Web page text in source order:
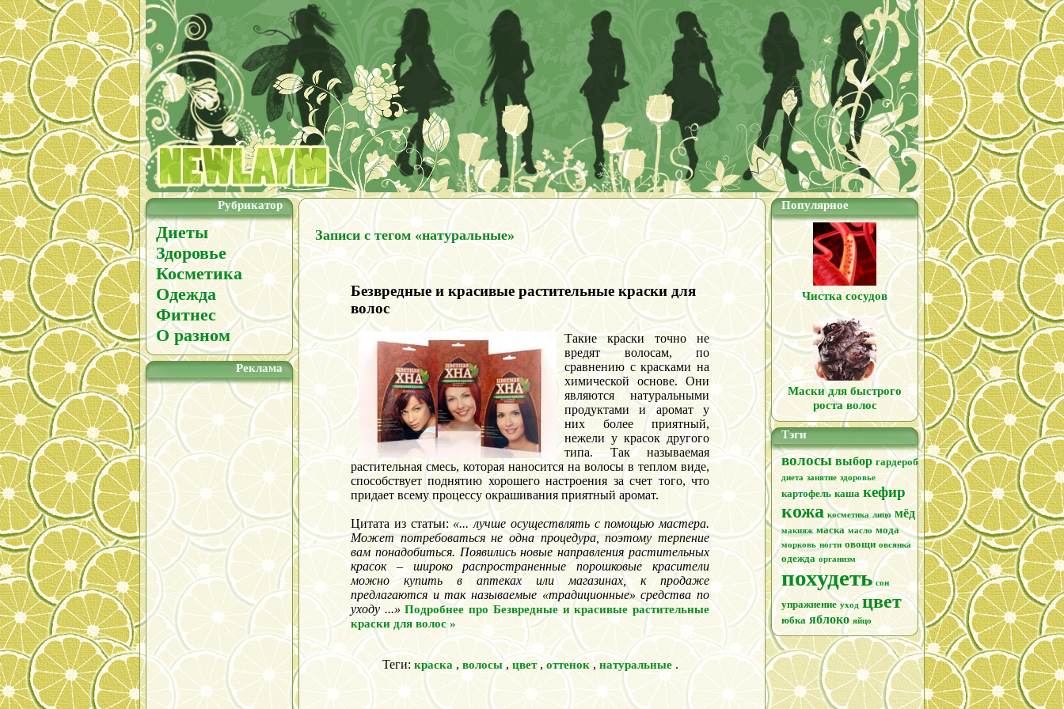
Рубрикатор
Диеты
Здоровье
Косметика
Одежда
Фитнес
О разном
Реклама
Записи с тегом «натуральные»
Безвредные и красивые растительные краски для
волос
Такие краски точно не
вредят волосам, по
сравнению с красками на
химической основе. Они
являются натуральными
продуктами и аромат у
них более приятный,
нежели у красок другого
типа. Так называемая
растительная смесь, которая наносится на волосы в теплом виде,
способствует поднятию хорошего настроения за счет того, что
придает всему процессу окрашивания приятный аромат.
Цитата из статьи:«... лучше осуществлять с помощью мастера.
Может потребоваться не одна процедура, поэтому терпение
вам понадобиться. Появились новые направления растительных
красок – широко распространенные порошковые красители
можно купить в аптеках или магазинах, к продаже
предлагаются и так называемые «традиционные» средства по
уходу ...» Подробнее про Безвредные и красивые растительные
краски для волос »
Теги:краска, волосы, цвет, оттенок, натуральные.
Популярное
Чистка сосудов
Маски для быстрого
роста волос
Тэги
волосы выбор гардероб
диета занятие здоровье
картофель каша кефир
кожа косметика лицо мёд
макияж маска масло мода
морковь ногти овощи овсянка
одежда организм
похудеть сон
упражнение уход цвет
юбка яблоко яйцо